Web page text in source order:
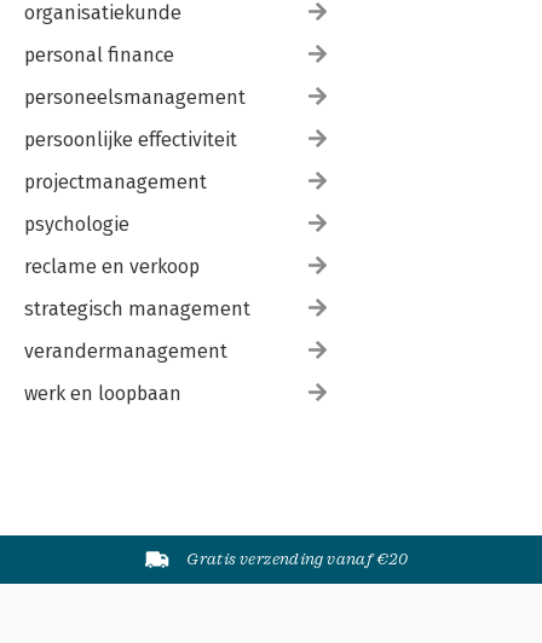
organisatiekunde
personal finance
personeelsmanagement
persoonlijke effectiviteit
projectmanagement
psychologie
reclame en verkoop
strategisch management
verandermanagement
werk en loopbaan
Gratis verzending vanaf €20